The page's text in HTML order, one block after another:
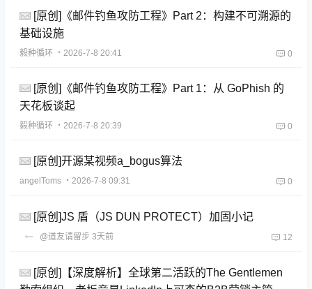
[原创]《邮件钓鱼攻防工程》Part 2：构建不可溯源的
基础设施
毅种循环 ・2026-7-8 20:41 0
[原创]《邮件钓鱼攻防工程》Part 1：从 GoPhish 的
天花板谈起
毅种循环 ・2026-7-8 20:39 0
[原创]开源某视频a_bogus算法
angelToms ・2026-7-8 09:31 0
[原创]JS 盾（JS DUN PROTECT）加固小记
@道友请留步 3天前 12
[原创]【深度解析】全球第二活跃的The Gentlemen